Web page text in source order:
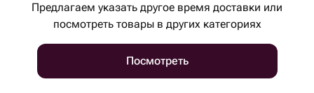
Предлагаем указать другое время доставки или
посмотреть товары в других категориях
Посмотреть